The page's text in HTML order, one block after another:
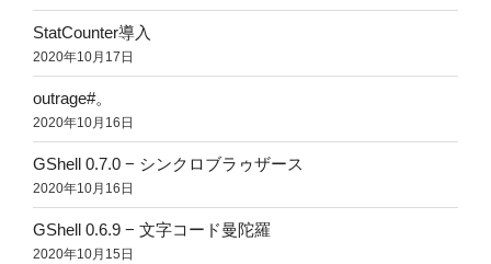
StatCounter導入
2020年10月17日
outrage#。
2020年10月16日
GShell 0.7.0 − シンクロブラゥザース
2020年10月16日
GShell 0.6.9 − 文字コード曼陀羅
2020年10月15日